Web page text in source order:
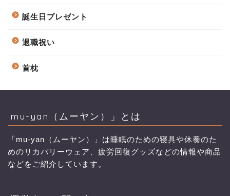
誕生日プレゼント
退職祝い
首枕
mu-yan（ムーヤン）」とは
「mu-yan（ムーヤン）」は睡眠のための寝具や休養のた
めのリカバリーウェア、疲労回復グッズなどの情報や商品
などをご紹介しています。